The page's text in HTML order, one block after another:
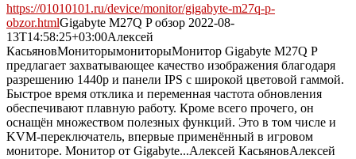
https://01010101.ru/device/monitor/gigabyte-m27q-p-
obzor.htmlGigabyte M27Q P обзор 2022-08-
13T14:58:25+03:00Алексей
КасьяновМониторымониторыМонитор Gigabyte M27Q P
предлагает захватывающее качество изображения благодаря
разрешению 1440p и панели IPS с широкой цветовой гаммой.
Быстрое время отклика и переменная частота обновления
обеспечивают плавную работу. Кроме всего прочего, он
оснащён множеством полезных функций. Это в том числе и
KVM-переключатель, впервые применённый в игровом
мониторе. Монитор от Gigabyte...Алексей КасьяновАлексей